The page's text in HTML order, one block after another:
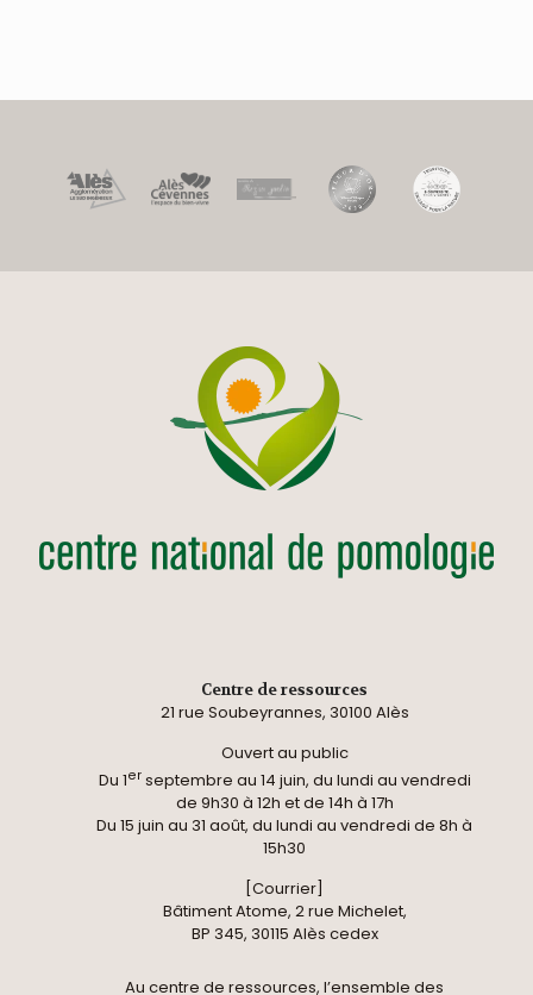
Centre de ressources
21 rue Soubeyrannes, 30100 Alès
Ouvert au public
Du 1erseptembre au 14 juin, du lundi au vendredi
de 9h30 à 12h et de 14h à 17h
Du 15 juin au 31 août, du lundi au vendredi de 8h à
15h30
[Courrier]
Bâtiment Atome, 2 rue Michelet,
BP 345, 30115 Alès cedex
Au centre de ressources, l’ensemble des